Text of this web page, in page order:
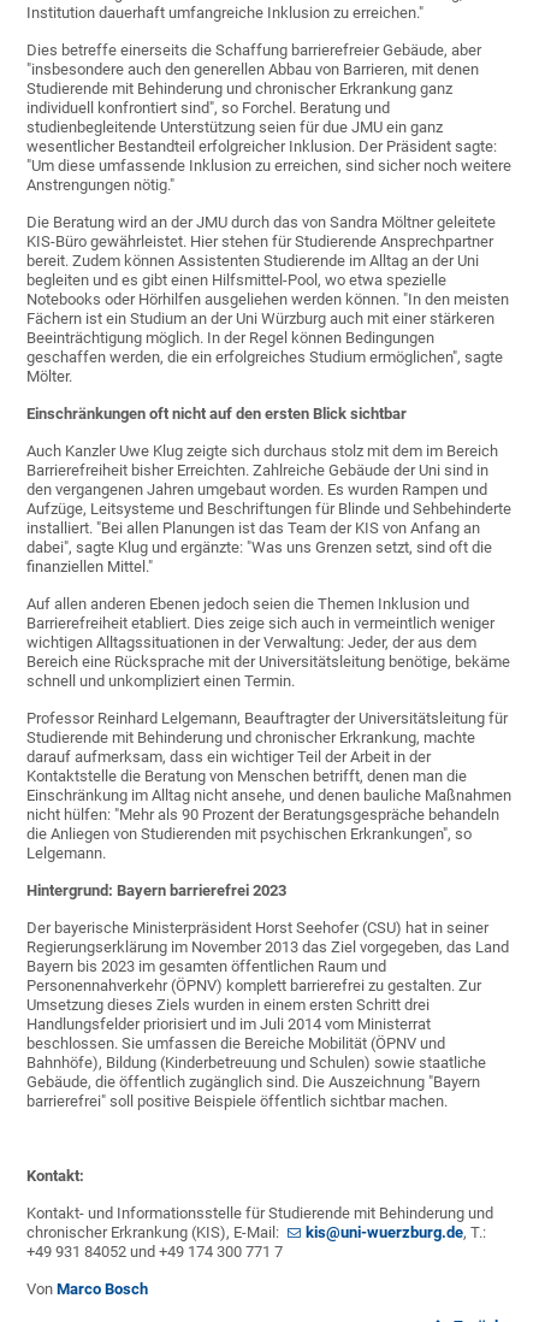
Institution dauerhaft umfangreiche Inklusion zu erreichen."
Dies betreffe einerseits die Schaffung barrierefreier Gebäude, aber
"insbesondere auch den generellen Abbau von Barrieren, mit denen
Studierende mit Behinderung und chronischer Erkrankung ganz
individuell konfrontiert sind", so Forchel. Beratung und
studienbegleitende Unterstützung seien für due JMU ein ganz
wesentlicher Bestandteil erfolgreicher Inklusion. Der Präsident sagte:
"Um diese umfassende Inklusion zu erreichen, sind sicher noch weitere
Anstrengungen nötig."
Die Beratung wird an der JMU durch das von Sandra Möltner geleitete
KIS-Büro gewährleistet. Hier stehen für Studierende Ansprechpartner
bereit. Zudem können Assistenten Studierende im Alltag an der Uni
begleiten und es gibt einen Hilfsmittel-Pool, wo etwa spezielle
Notebooks oder Hörhilfen ausgeliehen werden können. "In den meisten
Fächern ist ein Studium an der Uni Würzburg auch mit einer stärkeren
Beeinträchtigung möglich. In der Regel können Bedingungen
geschaffen werden, die ein erfolgreiches Studium ermöglichen", sagte
Mölter.
Einschränkungen oft nicht auf den ersten Blick sichtbar
Auch Kanzler Uwe Klug zeigte sich durchaus stolz mit dem im Bereich
Barrierefreiheit bisher Erreichten. Zahlreiche Gebäude der Uni sind in
den vergangenen Jahren umgebaut worden. Es wurden Rampen und
Aufzüge, Leitsysteme und Beschriftungen für Blinde und Sehbehinderte
installiert. "Bei allen Planungen ist das Team der KIS von Anfang an
dabei", sagte Klug und ergänzte: "Was uns Grenzen setzt, sind oft die
finanziellen Mittel."
Auf allen anderen Ebenen jedoch seien die Themen Inklusion und
Barrierefreiheit etabliert. Dies zeige sich auch in vermeintlich weniger
wichtigen Alltagssituationen in der Verwaltung: Jeder, der aus dem
Bereich eine Rücksprache mit der Universitätsleitung benötige, bekäme
schnell und unkompliziert einen Termin.
Professor Reinhard Lelgemann, Beauftragter der Universitätsleitung für
Studierende mit Behinderung und chronischer Erkrankung, machte
darauf aufmerksam, dass ein wichtiger Teil der Arbeit in der
Kontaktstelle die Beratung von Menschen betrifft, denen man die
Einschränkung im Alltag nicht ansehe, und denen bauliche Maßnahmen
nicht hülfen: "Mehr als 90 Prozent der Beratungsgespräche behandeln
die Anliegen von Studierenden mit psychischen Erkrankungen", so
Lelgemann.
Hintergrund: Bayern barrierefrei 2023
Der bayerische Ministerpräsident Horst Seehofer (CSU) hat in seiner
Regierungserklärung im November 2013 das Ziel vorgegeben, das Land
Bayern bis 2023 im gesamten öffentlichen Raum und
Personennahverkehr (ÖPNV) komplett barrierefrei zu gestalten. Zur
Umsetzung dieses Ziels wurden in einem ersten Schritt drei
Handlungsfelder priorisiert und im Juli 2014 vom Ministerrat
beschlossen. Sie umfassen die Bereiche Mobilität (ÖPNV und
Bahnhöfe), Bildung (Kinderbetreuung und Schulen) sowie staatliche
Gebäude, die öffentlich zugänglich sind. Die Auszeichnung "Bayern
barrierefrei" soll positive Beispiele öffentlich sichtbar machen.
Kontakt:
Kontakt- und Informationsstelle für Studierende mit Behinderung und
chronischer Erkrankung (KIS), E-Mail:
kis@uni-wuerzburg.de, T.:
+49 931 84052 und +49 174 300 771 7
VonMarco Bosch